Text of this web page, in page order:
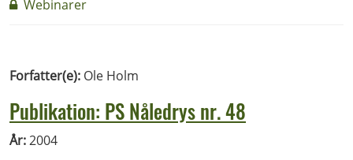
Webinarer
Forfatter(e): Ole Holm
Publikation: PS Nåledrys nr. 48
År:2004